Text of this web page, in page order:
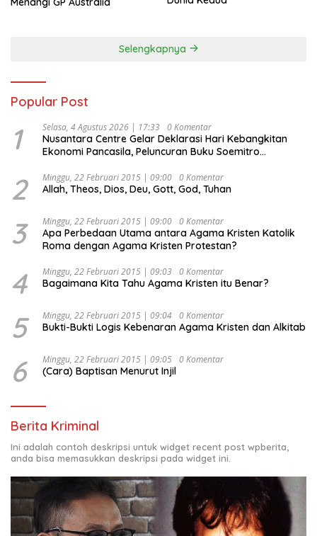
Selengkapnya
Popular Post
1 Selasa, 4 Agustus 2026 | 17:33 0 Komentar
Nusantara Centre Gelar Deklarasi Hari Kebangkitan
Ekonomi Pancasila, Peluncuran Buku Soemitro
Ekonomi Politik Indonesia) & Simposium Nasional
“Urgensi Undang-Undang Perekonomian Nasional dan
Indonesia Emas 2045”,
2 Minggu, 22 Februari 2015 | 09:00 0 Komentar
Allah, Theos, Dios, Deu, Gott, God, Tuhan
3 Minggu, 22 Februari 2015 | 09:00 0 Komentar
Apa Perbedaan Utama antara Agama Kristen Katolik
Roma dengan Agama Kristen Protestan?
4 Minggu, 22 Februari 2015 | 09:03 0 Komentar
Bagaimana Kita Tahu Agama Kristen itu Benar?
5 Minggu, 22 Februari 2015 | 09:04 0 Komentar
Bukti-Bukti Logis Kebenaran Agama Kristen dan Alkitab
6 Minggu, 22 Februari 2015 | 09:05 0 Komentar
(Cara) Baptisan Menurut Injil
Berita Kriminal
Ini adalah contoh deskripsi untuk widget recent post wpberita,
anda bisa memasukkan deskripsi pada widget ini.